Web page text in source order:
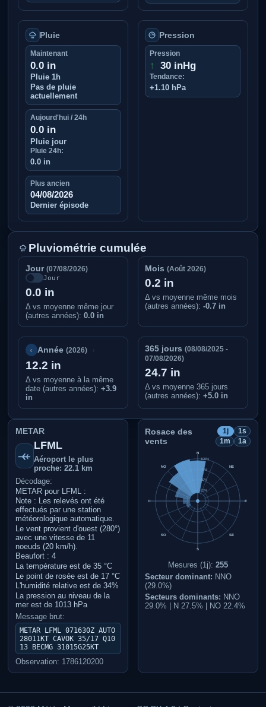
Pluie
Maintenant
0.0 in
Pluie 1h
Pas de pluie
actuellement
Aujourd'hui / 24h
0.0 in
Pluie jour
Pluie 24h:
0.0 in
Plus ancien
04/08/2026
Dernier épisode
Pression
Pression
↑ 30 inHg
Tendance:
+1.10 hPa
Pluviométrie cumulée
Jour (07/08/2026)
Jour
0.0 in
Δ vs moyenne même jour
(autres années): 0.0 in
Mois(Août 2026)
0.2 in
Δ vs moyenne même mois
(autres années):-0.7 in
‹ Année(2026)
12.2 in
Δ vs moyenne à la même
date (autres années): +3.9
in
365 jours(08/08/2025 -
07/08/2026)
24.7 in
Δ vs moyenne 365 jours
(autres années):+5.0 in
METAR
LFML
Aéroport le plus
proche: 22.1 km
Décodage:
METAR pour LFML :
Note : Les relevés ont été
effectués par une station
météorologique automatique.
Le vent provient d'ouest (280°)
avec une vitesse de 11
noeuds (20 km/h).
Beaufort : 4
La température est de 35 °C
Le point de rosée est de 17 °C
L'humidité relative est de 34%
La pression au niveau de la
mer est de 1013 hPa
Message brut:
METAR LFML 071630Z AUTO
28011KT CAVOK 35/17 Q10
13 BECMG 31015G25KT
Observation: 1786120200
Rosace des
vents
1j
1s
1m
1a
100%
75%
50%
25%
N
NE
E
SE
S
SO
O
NO
Mesures (1j): 255
Secteur dominant: NNO
(29.0%)
Secteurs dominants: NNO
29.0% | N 27.5% | NO 22.4%